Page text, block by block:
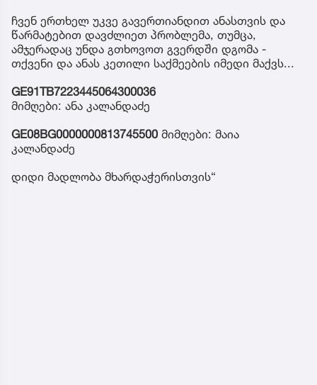
ჩვენ ერთხელ უკვე გავერთიანდით ანასთვის და
წარმატებით დავძლიეთ პრობლემა, თუმცა,
ამჯერადაც უნდა გთხოვოთ გვერდში დგომა -
თქვენი და ანას კეთილი საქმეების იმედი მაქვს...
GE91TB7223445064300036
მიმღები: ანა კალანდაძე
GE08BG0000000813745500 მიმღები: მაია
კალანდაძე
დიდი მადლობა მხარდაჭერისთვის“